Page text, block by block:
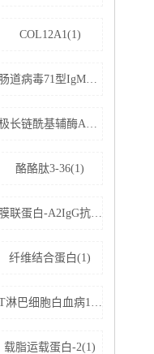
COL12A1(1)
肠道病毒71型IgM抗体(1)
极长链酰基辅酶A脱氢酶(1)
酪酪肽3-36(1)
膜联蛋白-A2IgG抗体(1)
纤维结合蛋白(1)
T淋巴细胞白血病1+2型病毒(1)
载脂运载蛋白-2(1)